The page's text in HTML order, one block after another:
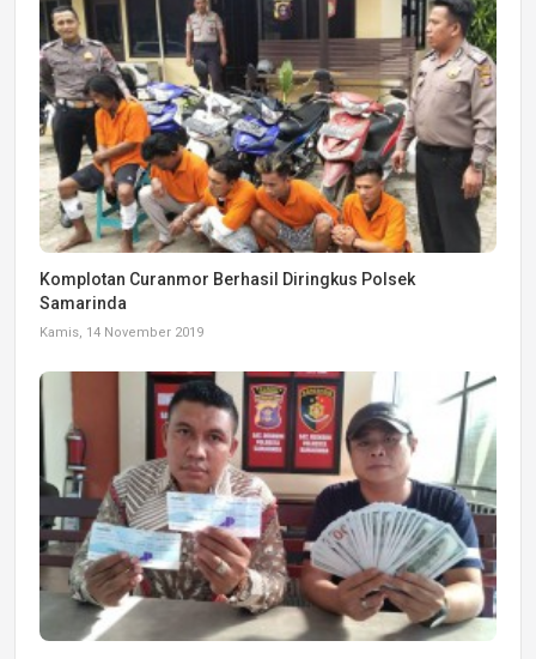
Komplotan Curanmor Berhasil Diringkus Polsek
Samarinda
Kamis, 14 November 2019